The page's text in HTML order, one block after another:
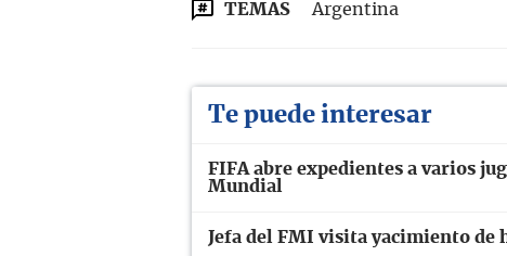
TEMAS Argentina
Te puede interesar
FIFA abre expedientes a varios
Mundial
Jefa del FMI visita yacimiento